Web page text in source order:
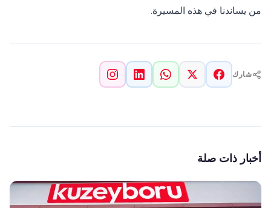
من يساندنا في هذه المسيرة.
شارك
أخبار ذات صلة